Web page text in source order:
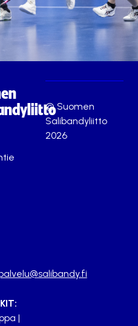
|
© Suomen
Salibandyliitto
2026